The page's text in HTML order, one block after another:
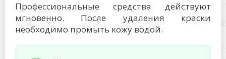
Профессиональные средства действуют
мгновенно. После удаления краски
необходимо промыть кожу водой.